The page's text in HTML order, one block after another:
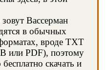
Вассерман
в обычных
вроде TXT
или PDF), поэтому
скачать и